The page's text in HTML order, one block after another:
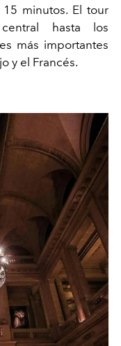
15 minutos. El tour
hasta los
más importantes
y el Francés.